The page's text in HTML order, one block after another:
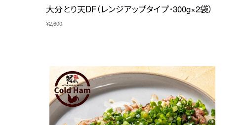
大分とり天DF（レンジアップタイプ･300g×2袋）
¥2,600